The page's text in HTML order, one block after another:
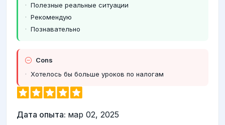
Полезные реальные ситуации
Рекомендую
Познавательно
Cons
Хотелось бы больше уроков по налогам
Дата опыта: мар 02, 2025